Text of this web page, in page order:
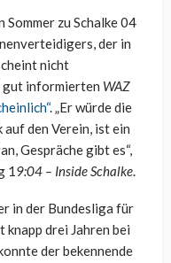
Sommer zu Schalke 04
der in
nicht
gut informierten WAZ
. „Er würde die
den Verein, ist ein
Gespräche gibt es“,
19:04 – Inside Schalke.
in der Bundesliga für
drei Jahren bei
der bekennende